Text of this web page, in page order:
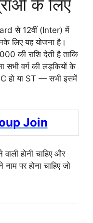
के लिए
से 12वीं (Inter) में
लिए यह योजना है।
की राशि देती है ताकि
सभी वर्ग की लड़कियों के
हो या ST — सभी इसमें
Join
होनी चाहिए और
पर होना चाहिए जो